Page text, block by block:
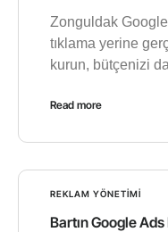
Zonguldak Google
tıklama yerine
kurun, bütçenizi
Read more
REKLAM YÖNETIMI
Bartın Google Ads